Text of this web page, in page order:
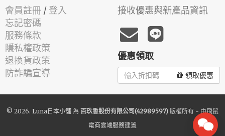
會員註冊 / 登入
忘記密碼
服務條款
隱私權政策
退換貨政策
防詐騙宣導
接收優惠與新產品資訊
優惠領取
領取優惠
© 2026. Luna日本小舖 為 百玖香股份有限公司(42989597) 版權所有 - 由飛鼠
電商雲端服務建置